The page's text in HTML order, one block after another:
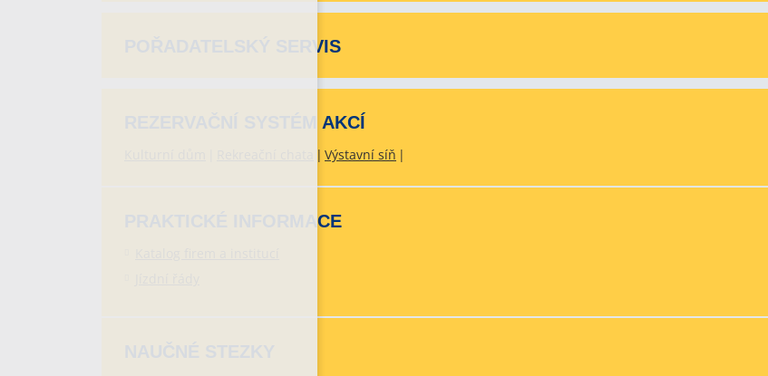
POŘADATELSKÝ SERVIS
REZERVAČNÍ SYSTÉM AKCÍ
Výstavní síň
PRAKTICKÉ INFORMACE